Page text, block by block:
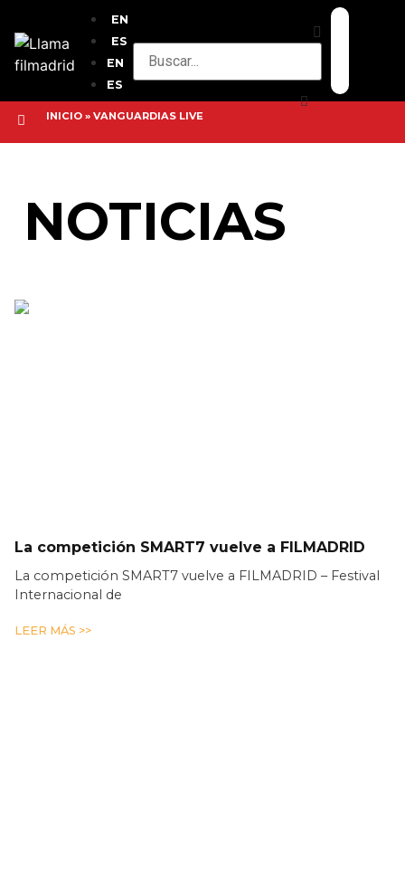
EN
ES
EN
ES
INICIO » VANGUARDIAS LIVE
NOTICIAS
La competición SMART7 vuelve a FILMADRID
La competición SMART7 vuelve a FILMADRID – Festival
Internacional de
LEER MÁS >>